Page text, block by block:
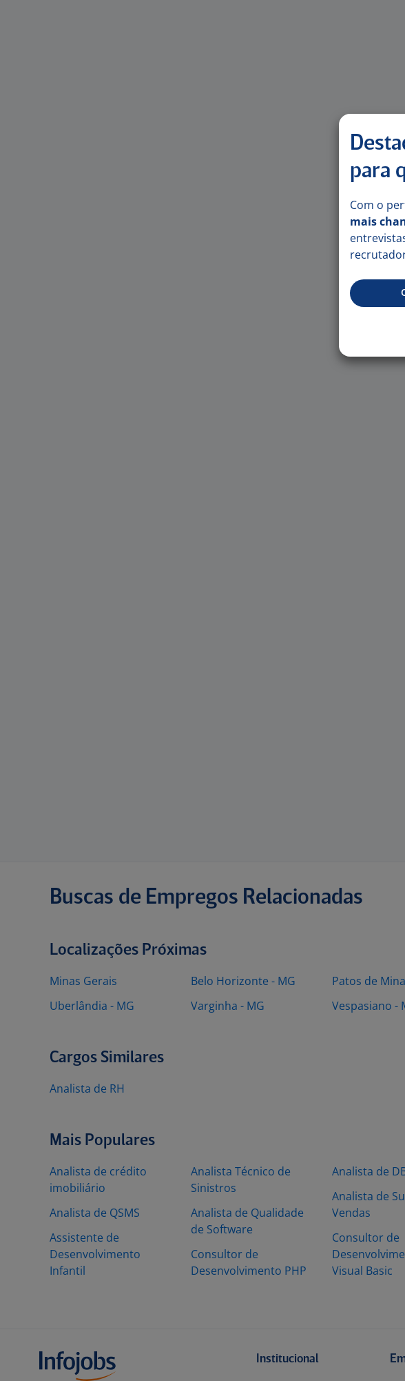
Buscas de Empregos Relacionadas
Localizações Próximas
Minas Gerais
Uberlândia - MG
Belo Horizonte - MG
Varginha - MG
Patos de
Vespasiano -
Cargos Similares
Analista de RH
Mais Populares
Analista de crédito
imobiliário
Analista de QSMS
Assistente de
Desenvolvimento
Infantil
Analista Técnico de
Sinistros
Analista de Qualidade
de Software
Consultor de
Desenvolvimento PHP
Analista de
Analista de
Vendas
Consultor de
Visual Basic
para
Com o
mais
Institucional